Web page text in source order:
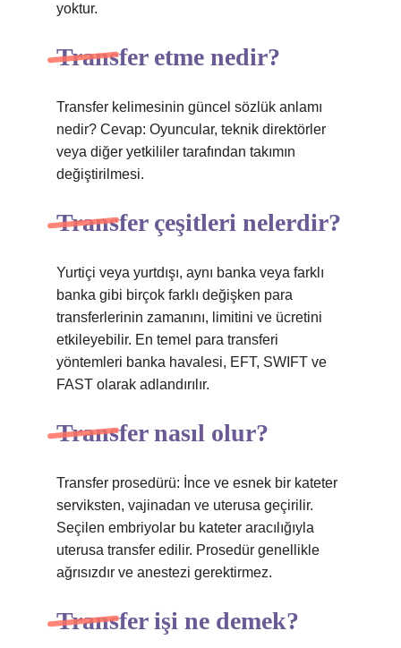
yoktur.
Transfer etme nedir?
Transfer kelimesinin güncel sözlük anlamı
nedir? Cevap: Oyuncular, teknik direktörler
veya diğer yetkililer tarafından takımın
değiştirilmesi.
Transfer çeşitleri nelerdir?
Yurtiçi veya yurtdışı, aynı banka veya farklı
banka gibi birçok farklı değişken para
transferlerinin zamanını, limitini ve ücretini
etkileyebilir. En temel para transferi
yöntemleri banka havalesi, EFT, SWIFT ve
FAST olarak adlandırılır.
Transfer nasıl olur?
Transfer prosedürü: İnce ve esnek bir kateter
serviksten, vajinadan ve uterusa geçirilir.
Seçilen embriyolar bu kateter aracılığıyla
uterusa transfer edilir. Prosedür genellikle
ağrısızdır ve anestezi gerektirmez.
Transfer işi ne demek?